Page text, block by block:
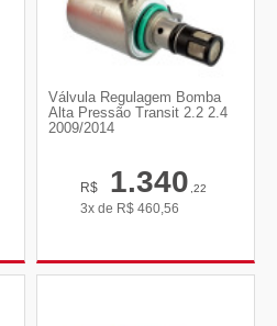
Válvula Regulagem Bomba
Alta Pressão Transit 2.2 2.4
2009/2014
R$ 1.340,22
3x de R$ 460,56